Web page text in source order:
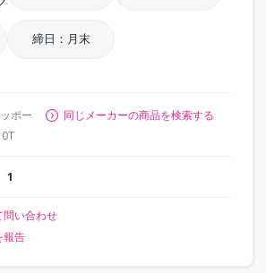
締日：月末
ポー
同じメーカーの商品を検索する
1
問い合わせ
報告